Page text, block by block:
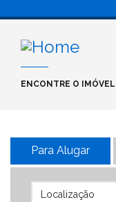
ENCONTRE O
Para Alugar